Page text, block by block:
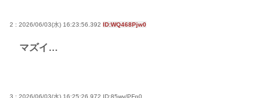
2 : 2026/06/03(水) 16:23:56.392 ID:WQ468Pjw0
マズイ…
3 : 2026/06/03(水) 16:25:26.972 ID:85wv/PFp0